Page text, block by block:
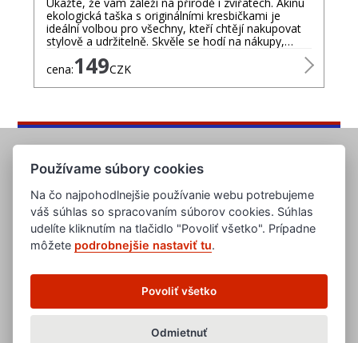
ekologická taška s originálními kresbičkami je
ideální volbou pro všechny, kteří chtějí nakupovat
stylově a udržitelně. Skvěle se hodí na nákupy,…
cena:149CZK
www.evropska-databanka.cz
www.edb.eu
www.poptavka.net
www.nabidka.net
www.14000.cz
Používame súbory cookies
Na čo najpohodlnejšie používanie webu potrebujeme
váš súhlas so spracovaním súborov cookies. Súhlas
udelíte kliknutím na tlačidlo "Povoliť všetko". Prípadne
môžete podrobnejšie nastaviť tu.
Povoliť všetko
Odmietnuť